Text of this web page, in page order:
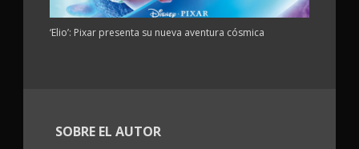
‘Elio’: Pixar presenta su nueva aventura cósmica
SOBRE EL AUTOR